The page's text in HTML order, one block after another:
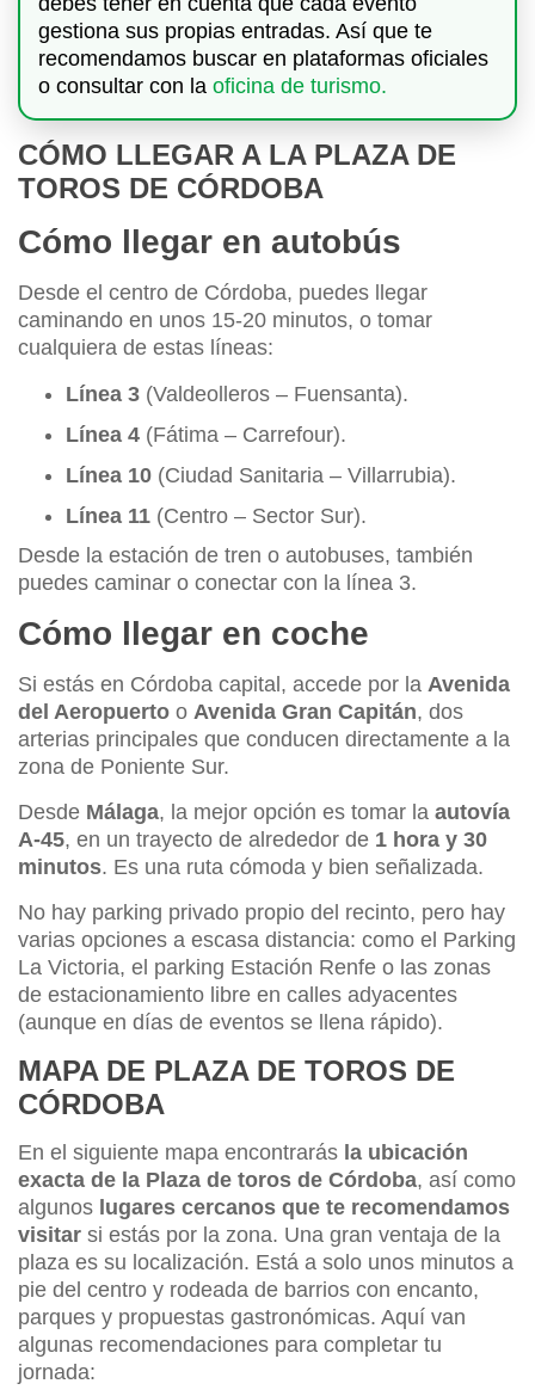
gestiona sus propias entradas. Así que te
recomendamos buscar en plataformas oficiales
o consultar con la oficina de turismo.
CÓMO LLEGAR A LA PLAZA DE
TOROS DE CÓRDOBA
Cómo llegar en autobús
Desde el centro de Córdoba, puedes llegar
caminando en unos 15-20 minutos, o tomar
cualquiera de estas líneas:
Línea 3 (Valdeolleros – Fuensanta).
Línea 4 (Fátima – Carrefour).
Línea 10 (Ciudad Sanitaria – Villarrubia).
Línea 11 (Centro – Sector Sur).
Desde la estación de tren o autobuses, también
puedes caminar o conectar con la línea 3.
Cómo llegar en coche
Si estás en Córdoba capital, accede por la Avenida
del Aeropuerto o Avenida Gran Capitán, dos
arterias principales que conducen directamente a la
zona de Poniente Sur.
Desde Málaga, la mejor opción es tomar la autovía
A-45, en un trayecto de alrededor de 1 hora y 30
minutos. Es una ruta cómoda y bien señalizada.
No hay parking privado propio del recinto, pero hay
varias opciones a escasa distancia: como el Parking
La Victoria, el parking Estación Renfe o las zonas
de estacionamiento libre en calles adyacentes
(aunque en días de eventos se llena rápido).
MAPA DE PLAZA DE TOROS DE
CÓRDOBA
En el siguiente mapa encontrarás la ubicación
exacta de la Plaza de toros de Córdoba, así como
algunos lugares cercanos que te recomendamos
visitar si estás por la zona. Una gran ventaja de la
plaza es su localización. Está a solo unos minutos a
pie del centro y rodeada de barrios con encanto,
parques y propuestas gastronómicas. Aquí van
algunas recomendaciones para completar tu
jornada: